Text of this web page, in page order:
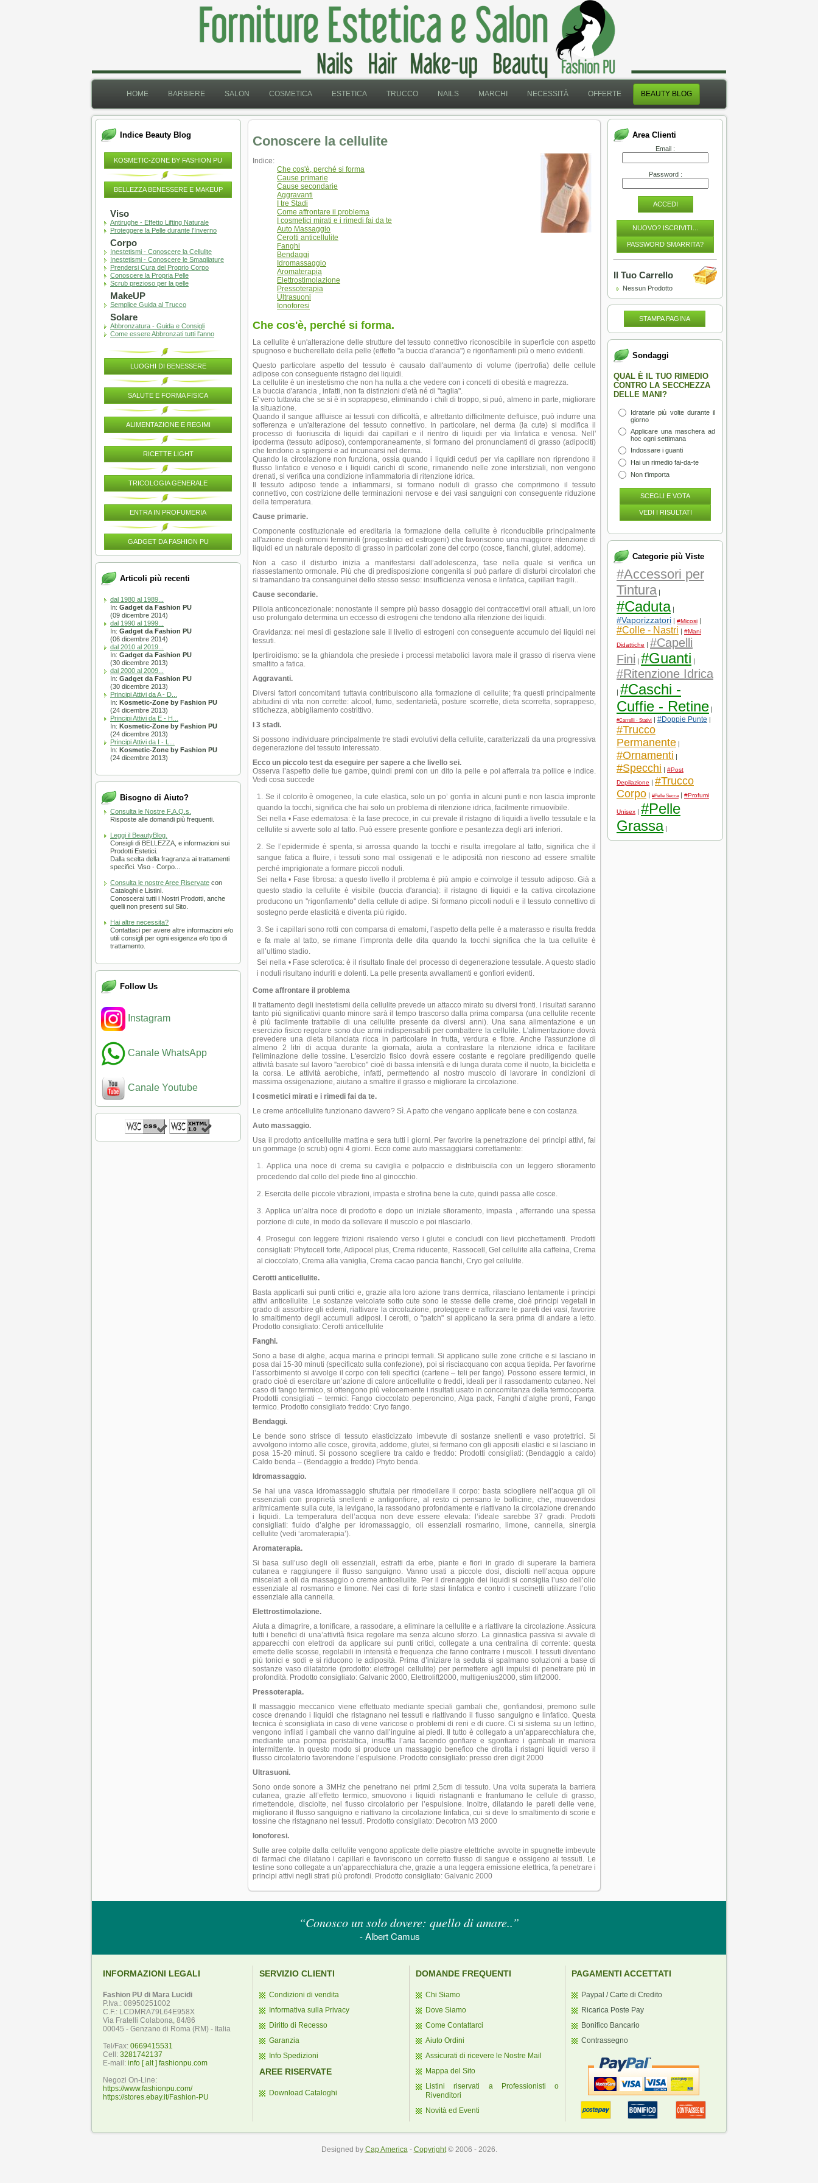
HOME BARBIERE SALON COSMETICA ESTETICA TRUCCO NAILS MARCHI NECESSITÀ OFFERTE BEAUTY BLOG
Indice Beauty Blog
KOSMETIC-ZONE BY FASHION PU
BELLEZZA BENESSERE E MAKEUP
Viso
Antirughe - Effetto Lifting Naturale
Proteggere la Pelle durante l'Inverno
Corpo
Inestetismi - Conoscere la Cellulite
Inestetismi - Conoscere le Smagliature
Prendersi Cura del Proprio Corpo
Conoscere la Propria Pelle
Scrub prezioso per la pelle
MakeUP
Semplice Guida al Trucco
Solare
Abbronzatura - Guida e Consigli
Come essere Abbronzati tutti l'anno
LUOGHI DI BENESSERE
SALUTE E FORMA FISICA
ALIMENTAZIONE E REGIMI
RICETTE LIGHT
TRICOLOGIA GENERALE
ENTRA IN PROFUMERIA
GADGET DA FASHION PU
Articoli più recenti
dal 1980 al 1989...
In: Gadget da Fashion PU
(09 dicembre 2014)
dal 1990 al 1999...
In: Gadget da Fashion PU
(06 dicembre 2014)
dal 2010 al 2019...
In: Gadget da Fashion PU
(30 dicembre 2013)
dal 2000 al 2009...
In: Gadget da Fashion PU
(30 dicembre 2013)
Principi Attivi da A - D...
In: Kosmetic-Zone by Fashion PU
(24 dicembre 2013)
Principi Attivi da E - H...
In: Kosmetic-Zone by Fashion PU
(24 dicembre 2013)
Principi Attivi da I - L...
In: Kosmetic-Zone by Fashion PU
(24 dicembre 2013)
Bisogno di Aiuto?
Consulta le Nostre F.A.Q.s.
Risposte alle domandi più frequenti.
Leggi il BeautyBlog.
Consigli di BELLEZZA, e informazioni sui
Prodotti Estetici.
Dalla scelta della fragranza ai trattamenti
specifici. Viso - Corpo...
Consulta le nostre Aree Riservate con
Cataloghi e Listini.
Conoscerai tutti i Nostri Prodotti, anche
quelli non presenti sul Sito.
Hai altre necessita?
Contattaci per avere altre informazioni e/o
utili consigli per ogni esigenza e/o tipo di
trattamento.
Follow Us
Instagram
Canale WhatsApp
Canale Youtube
Conoscere la cellulite
Indice:
Che cos'è, perché si forma
Cause primarie
Cause secondarie
Aggravanti
I tre Stadi
Come affrontare il problema
I cosmetici mirati e i rimedi fai da te
Auto Massaggio
Cerotti anticellulite
Fanghi
Bendaggi
Idromassaggio
Aromaterapia
Elettrostimolazione
Pressoterapia
Ultrasuoni
Ionoforesi
Che cos'è, perché si forma.
La cellulite è un'alterazione delle strutture del tessuto connettivo riconoscibile in superficie con aspetto
spugnoso e bucherellato della pelle (effetto "a buccia d'arancia") e rigonfiamenti più o meno evidenti.
Questo particolare aspetto del tessuto è causato dall'aumento di volume (ipertrofia) delle cellule
adipose con conseguente ristagno dei liquidi.
La cellulite è un inestetismo che non ha nulla a che vedere con i concetti di obesità e magrezza.
La buccia d'arancia , infatti, non fa distinzioni d'età né di "taglia".
E' vero tuttavia che se si è in soprappeso, eliminando i chili di troppo, si può, almeno in parte, migliorare
la situazione.
Quando il sangue affluisce ai tessuti con difficoltà, e altrettanto difficilmente defluisce, può indurre una
sofferenza e un'alterazione del tessuto connettivo. In particolare, nel derma (la cute) si modifica il
processo di fuoriuscita di liquidi dai capillari e il rientro di liquidi per via linfatica e venosa. Nell'
ipoderma (tessuto adiposo), contemporaneamente, si formano dei pronunciamenti di grasso (adipociti)
che tendono a spingersi e ad incunearsi nel derma.
Quando la circolazione non funziona, ossia quando i liquidi ceduti per via capillare non riprendono il
flusso linfatico e venoso e i liquidi carichi di scorie, rimanendo nelle zone interstiziali, non vengono
drenati, si verifica una condizione infiammatoria di ritenzione idrica.
Il tessuto adiposo tende a infiammarsi, si formano noduli di grasso che comprimono il tessuto
connettivo, con costrizione delle terminazioni nervose e dei vasi sanguigni con conseguente riduzione
della temperatura.
Cause primarie.
Componente costituzionale ed ereditaria la formazione della cellulite è riconducibile principalmente
all'azione degli ormoni femminili (progestinici ed estrogeni) che favoriscono una maggiore ritenzione di
liquidi ed un naturale deposito di grasso in particolari zone del corpo (cosce, fianchi, glutei, addome).
Non a caso il disturbo inizia a manifestarsi dall’adolescenza, fase nella quale si verifica un
riassestamento ormonale. Più che di predisposizione congenita si può parlare di disturbi circolatori che
si tramandano tra consanguinei dello stesso sesso: insufficienza venosa e linfatica, capillari fragili..
Cause secondarie.
Pillola anticoncezionale: nonostante il sempre più basso dosaggio dei contraccettivi orali attuali, un loro
uso prolungato determina un eccesso di estrogeni che tendono alla ritenzione dei liquidi.
Gravidanza: nei mesi di gestazione sale il livello di estrogeni con conseguente accumulo dei liquidi nei
tessuti.
Ipertiroidismo: se la ghiandola che presiede i processi metabolici lavora male il grasso di riserva viene
smaltito a fatica.
Aggravanti.
Diversi fattori concomitanti tuttavia contribuiscono alla formazione di cellulite; fra questi principalmente
abitudini di vita non corrette: alcool, fumo, sedentarietà, posture scorrette, dieta scorretta, soprappeso,
stitichezza, abbigliamento costrittivo.
I 3 stadi.
Si possono individuare principalmente tre stadi evolutivi della cellulite, caratterizzati da una progressiva
degenerazione del tessuto interessato.
Ecco un piccolo test da eseguire per sapere a che livello sei.
Osserva l’aspetto delle tue gambe, quindi premi con un dito la pelle e poi afferrala tra pollice e indice.
Vedi cosa succede
Se il colorito è omogeneo, la cute elastica, solo un po’ gonfia in alcuni punti e non lascia impronte
quando la tocchi, significa che hai solo un problema di ritenzione idrica, facilmente rimuovibile.
Sei nella • Fase edematosa: è la fase precoce, in cui prevale il ristagno di liquidi a livello tessutale e la
cellulite si avverte solo al tatto. Può essere presente gonfiore e pesantezza degli arti inferiori.
Se l’epidermide è spenta, si arrossa quando la tocchi e risulta irregolare al tatto, significa che il
sangue fatica a fluire, i tessuti sono mal ossigenati e le adiposità non riescono ad essere smaltite
perché imprigionate a formare piccoli noduli.
Sei nella • Fase fibrosa: a questo livello il problema è più ampio e coinvolge il tessuto adiposo. Già a
questo stadio la cellulite è visibile (buccia d'arancia): il ristagno di liquidi e la cattiva circolazione
producono un ''rigonfiamento'' della cellule di adipe. Si formano piccoli noduli e il tessuto connettivo di
sostegno perde elasticità e diventa più rigido.
Se i capillari sono rotti con comparsa di ematomi, l’aspetto della pelle è a materasso e risulta fredda
e fa male al tatto, se rimane l’impronta delle dita quando la tocchi significa che la tua cellulite è
all’ultimo stadio.
Sei nella • Fase sclerotica: è il risultato finale del processo di degenerazione tessutale. A questo stadio
i noduli risultano induriti e dolenti. La pelle presenta avvallamenti e gonfiori evidenti.
Come affrontare il problema
Il trattamento degli inestetismi della cellulite prevede un attacco mirato su diversi fronti. I risultati saranno
tanto più significativi quanto minore sarà il tempo trascorso dalla prima comparsa (una cellulite recente
è più facilmente trattabile di una cellulite presente da diversi anni). Una sana alimentazione e un
esercizio fisico regolare sono due armi indispensabili per combattere la cellulite. L'alimentazione dovrà
prevedere una dieta bilanciata ricca in particolare in frutta, verdura e fibre. Anche l'assunzione di
almeno 2 litri di acqua durante la giornata, aiuta a contrastare la ritenzione idrica e facilitare
l'eliminazione delle tossine. L'esercizio fisico dovrà essere costante e regolare prediligendo quelle
attività basate sul lavoro ''aerobico'' cioè di bassa intensità e di lunga durata come il nuoto, la bicicletta e
la corsa. Le attività aerobiche, infatti, permettendo al nostro muscolo di lavorare in condizioni di
massima ossigenazione, aiutano a smaltire il grasso e migliorare la circolazione.
I cosmetici mirati e i rimedi fai da te.
Le creme anticellulite funzionano davvero? Sì. A patto che vengano applicate bene e con costanza.
Auto massaggio.
Usa il prodotto anticellulite mattina e sera tutti i giorni. Per favorire la penetrazione dei principi attivi, fai
un gommage (o scrub) ogni 4 giorni. Ecco come auto massaggiarsi correttamente:
Applica una noce di crema su caviglia e polpaccio e distribuiscila con un leggero sfioramento
procedendo dal collo del piede fino al ginocchio.
Esercita delle piccole vibrazioni, impasta e strofina bene la cute, quindi passa alle cosce.
Applica un’altra noce di prodotto e dopo un iniziale sfioramento, impasta , afferrando una spessa
porzione di cute, in modo da sollevare il muscolo e poi rilasciarlo.
Prosegui con leggere frizioni risalendo verso i glutei e concludi con lievi picchettamenti. Prodotti
consigliati: Phytocell forte, Adipocel plus, Crema riducente, Rassocell, Gel cellulite alla caffeina, Crema
al cioccolato, Crema alla vaniglia, Crema cacao pancia fianchi, Cryo gel cellulite.
Cerotti anticellulite.
Basta applicarli sui punti critici e, grazie alla loro azione trans dermica, rilasciano lentamente i principi
attivi anticellulite. Le sostanze veicolate sotto cute sono le stesse delle creme, cioè principi vegetali in
grado di assorbire gli edemi, riattivare la circolazione, proteggere e rafforzare le pareti dei vasi, favorire
lo smaltimento degli accumuli adiposi. I cerotti, o "patch" si applicano la sera prima di andare a letto.
Prodotto consigliato: Cerotti anticellulite
Fanghi.
Sono a base di alghe, acqua marina e principi termali. Si applicano sulle zone critiche e si lasciano in
posa dai 15-30 minuti (specificato sulla confezione), poi si risciacquano con acqua tiepida. Per favorirne
l’assorbimento si avvolge il corpo con teli specifici (cartene – teli per fango). Possono essere termici, in
grado cioè di esercitare un’azione di calore anticellulite o freddi, ideali per il rassodamento cutaneo. Nel
caso di fango termico, si ottengono più velocemente i risultati usato in concomitanza della termocoperta.
Prodotti consigliati – termici: Fango cioccolato peperoncino, Alga pack, Fanghi d’alghe pronti, Fango
termico. Prodotto consigliato freddo: Cryo fango.
Bendaggi.
Le bende sono strisce di tessuto elasticizzato imbevute di sostanze snellenti e vaso protettrici. Si
avvolgono intorno alle cosce, girovita, addome, glutei, si fermano con gli appositi elastici e si lasciano in
posa 15-20 minuti. Si possono scegliere tra caldo e freddo: Prodotti consigliati: (Bendaggio a caldo)
Caldo benda – (Bendaggio a freddo) Phyto benda.
Idromassaggio.
Se hai una vasca idromassaggio sfruttala per rimodellare il corpo: basta sciogliere nell’acqua gli oli
essenziali con proprietà snellenti e antigonfiore, al resto ci pensano le bollicine, che, muovendosi
aritmicamente sulla cute, la levigano, la rassodano profondamente e riattivano la circolazione drenando
i liquidi. La temperatura dell’acqua non deve essere elevata: l’ideale sarebbe 37 gradi. Prodotti
consigliati: fluido d’alghe per idromassaggio, oli essenziali rosmarino, limone, cannella, sinergia
cellulite (vedi ‘aromaterapia’).
Aromaterapia.
Si basa sull’uso degli oli essenziali, estratti da erbe, piante e fiori in grado di superare la barriera
cutanea e raggiungere il flusso sanguigno. Vanno usati a piccole dosi, disciolti nell’acqua oppure
miscelati a oli da massaggio o creme anticellulite. Per il drenaggio dei liquidi si consiglia l’uso dell’olio
essenziale al rosmarino e limone. Nei casi di forte stasi linfatica e contro i cuscinetti utilizzare l’olio
essenziale alla cannella.
Elettrostimolazione.
Aiuta a dimagrire, a tonificare, a rassodare, a eliminare la cellulite e a riattivare la circolazione. Assicura
tutti i benefici di una’attività fisica regolare ma senza alcuno sforzo. La ginnastica passiva si avvale di
apparecchi con elettrodi da applicare sui punti critici, collegate a una centralina di corrente: questa
emette delle scosse, regolabili in intensità e frequenza che fanno contrarre i muscoli. I tessuti diventano
più tonici e sodi e si riducono le adiposità. Prima d’iniziare la seduta si spalmano soluzioni a base di
sostanze vaso dilatatorie (prodotto: elettrogel cellulite) per permettere agli impulsi di penetrare più in
profondità. Prodotto consigliato: Galvanic 2000, Elettrolift2000, multigenius2000, stim lift2000.
Pressoterapia.
Il massaggio meccanico viene effettuato mediante speciali gambali che, gonfiandosi, premono sulle
cosce drenando i liquidi che ristagnano nei tessuti e riattivando il flusso sanguigno e linfatico. Questa
tecnica è sconsigliata in caso di vene varicose o problemi di reni e di cuore. Ci si sistema su un lettino,
vengono infilati i gambali che vanno dall’inguine ai piedi. Il tutto è collegato a un’apparecchiatura che,
mediante una pompa peristaltica, insuffla l’aria facendo gonfiare e sgonfiare i gambali in maniera
intermittente. In questo modo si produce un massaggio benefico che dirotta i ristagni liquidi verso il
flusso circolatorio favorendone l’espulsione. Prodotto consigliato: presso dren digit 2000
Ultrasuoni.
Sono onde sonore a 3MHz che penetrano nei primi 2,5cm di tessuto. Una volta superata la barriera
cutanea, grazie all’effetto termico, smuovono i liquidi ristagnanti e frantumano le cellule di grasso,
rimettendole, disciolte, nel flusso circolatorio per l’espulsione. Inoltre, dilatando le pareti delle vene,
migliorano il flusso sanguigno e riattivano la circolazione linfatica, cui si deve lo smaltimento di scorie e
tossine che ristagnano nei tessuti. Prodotto consigliato: Decotron M3 2000
Ionoforesi.
Sulle aree colpite dalla cellulite vengono applicate delle piastre elettriche avvolte in spugnette imbevute
di farmaci che dilatano i capillari e favoriscono un corretto flusso di sangue e ossigeno ai tessuti. Le
testine sono collegate a un’apparecchiatura che, grazie a una leggera emissione elettrica, fa penetrare i
principi attivi negli strati più profondi. Prodotto consigliato: Galvanic 2000
Area Clienti
Email :
Password :
ACCEDI
NUOVO? ISCRIVITI...
PASSWORD SMARRITA?
Il Tuo Carrello
Nessun Prodotto
STAMPA PAGINA
Sondaggi
QUAL È IL TUO RIMEDIO
CONTRO LA SECCHEZZA
DELLE MANI?
Idratarle più volte durante il
giorno
Applicare una maschera ad
hoc ogni settimana
Indossare i guanti
Hai un rimedio fai-da-te
Non t'importa
SCEGLI E VOTA
VEDI I RISULTATI
Categorie più Viste
#Accessori per
Tintura |
#Caduta|
#Vaporizzatori | #Micosi |
#Colle - Nastri | #Mani
Didattiche | #Capelli
Fini | #Guanti |
#Ritenzione Idrica
| #Caschi -
Cuffie - Retine |
#Carrelli - Stativi | #Doppie Punte |
#Trucco
Permanente |
#Ornamenti |
#Specchi | #Post
Depilazione | #Trucco
Corpo | #Pelle Secca | #Profumi
Unisex | #Pelle
Grassa|
“Conosco un solo dovere: quello di amare..”
- Albert Camus
INFORMAZIONI LEGALI
Fashion PU di Mara Lucidi
P.Iva.: 08950251002
C.F.: LCDMRA79L64E958X
Via Fratelli Colabona, 84/86
00045 - Genzano di Roma (RM) - Italia
Tel/Fax: 0669415531
Cell: 3281742137
E-mail: info [ alt ] fashionpu.com
Negozi On-Line:
https://www.fashionpu.com/
https://stores.ebay.it/Fashion-PU
SERVIZIO CLIENTI
Condizioni di vendita
Informativa sulla Privacy
Diritto di Recesso
Garanzia
Info Spedizioni
AREE RISERVATE
Download Cataloghi
DOMANDE FREQUENTI
Chi Siamo
Dove Siamo
Come Contattarci
Aiuto Ordini
Assicurati di ricevere le Nostre Mail
Mappa del Sito
Listini riservati a Professionisti o
Rivenditori
Novità ed Eventi
PAGAMENTI ACCETTATI
Paypal / Carte di Credito
Ricarica Poste Pay
Bonifico Bancario
Contrassegno
Designed by Cap America- Copyright© 2006 - 2026.